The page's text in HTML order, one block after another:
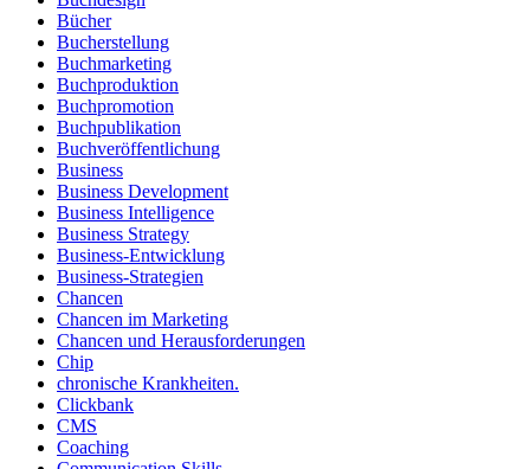
Bücher
Bucherstellung
Buchmarketing
Buchproduktion
Buchpromotion
Buchpublikation
Buchveröffentlichung
Business
Business Development
Business Intelligence
Business Strategy
Business-Entwicklung
Business-Strategien
Chancen
Chancen im Marketing
Chancen und Herausforderungen
Chip
chronische Krankheiten.
Clickbank
CMS
Coaching